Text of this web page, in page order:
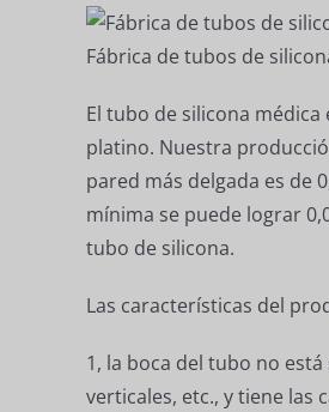
Fábrica de tubos de
El tubo de silicona
platino. Nuestra
pared más delgada es de
mínima se puede lograr
tubo de silicona.
Las características del
1, la boca del tubo no
verticales, etc., y tiene las